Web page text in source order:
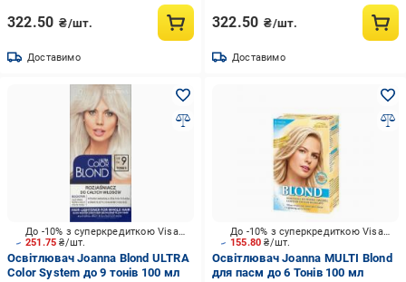
322.50 ₴/шт.
Доставимо
322.50 ₴/шт.
Доставимо
251.75₴/шт.
До -10% з суперкредиткою Visa Вигода
Освітлювач Joanna Blond ULTRA
Color System до 9 тонів 100 мл
155.80₴/шт.
До -10% з суперкредиткою Visa Вигода
Освітлювач Joanna MULTI Blond
для пасм до 6 Тонів 100 мл